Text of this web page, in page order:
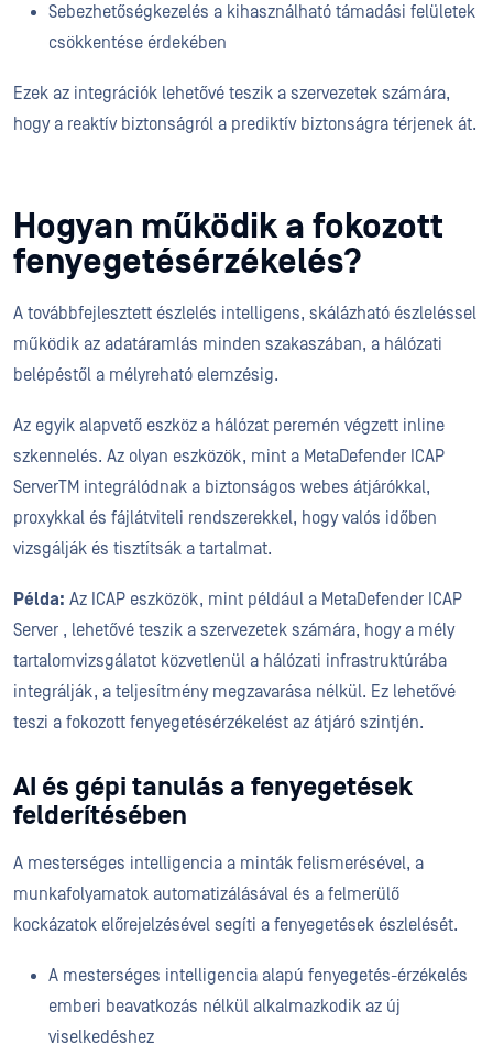
Sebezhetőségkezelés a kihasználható támadási felületek
csökkentése érdekében
Ezek az integrációk lehetővé teszik a szervezetek számára,
hogy a reaktív biztonságról a prediktív biztonságra térjenek át.
Hogyan működik a fokozott
fenyegetésérzékelés?
A továbbfejlesztett észlelés intelligens, skálázható észleléssel
működik az adatáramlás minden szakaszában, a hálózati
belépéstől a mélyreható elemzésig.
Az egyik alapvető eszköz a hálózat peremén végzett inline
szkennelés. Az olyan eszközök, mint a MetaDefender ICAP
ServerTM integrálódnak a biztonságos webes átjárókkal,
proxykkal és fájlátviteli rendszerekkel, hogy valós időben
vizsgálják és tisztítsák a tartalmat.
Példa: Az ICAP eszközök, mint például a MetaDefender ICAP
Server , lehetővé teszik a szervezetek számára, hogy a mély
tartalomvizsgálatot közvetlenül a hálózati infrastruktúrába
integrálják, a teljesítmény megzavarása nélkül. Ez lehetővé
teszi a fokozott fenyegetésérzékelést az átjáró szintjén.
AI és gépi tanulás a fenyegetések
felderítésében
A mesterséges intelligencia a minták felismerésével, a
munkafolyamatok automatizálásával és a felmerülő
kockázatok előrejelzésével segíti a fenyegetések észlelését.
A mesterséges intelligencia alapú fenyegetés-érzékelés
emberi beavatkozás nélkül alkalmazkodik az új
viselkedéshez